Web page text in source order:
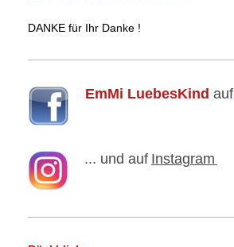
DANKE für Ihr Danke !
EmMi LuebesKind auf
... und auf Instagram